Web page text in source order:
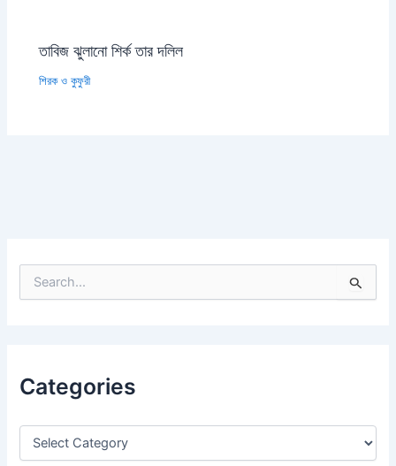
তাবিজ ঝুলানো শির্ক তার দলিল
শিরক ও কুফুরী
e
f
r
Categories